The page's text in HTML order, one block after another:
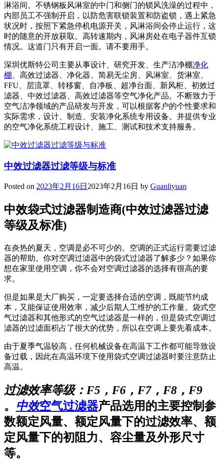
淋浴间。不锈钢板风淋室的中门和侧门的锁风洗澡的过程中，
内部员工不强制开启，以防危害联锁装置和防盗锁，遇上紧急
状况时，按照下紧急停机电源开关，风淋浴间会停止运行，这
时的随意的开放获取。高转速期内，风淋房处在电子器件互锁
情况。这道门只有开启一面。请不要用手。
深圳优斯特公司主要从事设计、研究开发、生产洁净棚净化
棚
、高效过滤器、净化器、简易无尘房、风淋室、货淋室、
FFU、层流罩、转移窗、自净板、超净台面、新风柜、初效过
滤器、中效过滤器、高效过滤器等空气净化产品。不断致力于
空气洁净领域的产品研发与开发，可以根据客户的个性要求和
实际需求，设计、制造、安装净化系统专用设备。并提供专业
的空气净化系统工程设计、施工、测试和技术支持服务。
中效过滤器过滤等级与标准
Posted on 2023年2月16日 2023年2月16日 by Guanliyuan
中效袋式过滤器制造商(中效过滤器过滤
等级及标准)
在炎热的夏天，空调是必不可少的。空调的正式运行需要过滤
器的帮助。你对空调过滤器中的袋式过滤器了解多少？如果你
想在家里使用空调，你不会对空调过滤器的选择有很高的要
求。
但是如果是大厂购买，一定要选择合适的空调，既能节约成
本，又能保证使用效率，减少后期人工维护的工作量。袋式空
气过滤器和其他形式的空气过滤器是一样的，但是袋式空调过
滤器的过滤面积占了很大的优势，所以在空调上要先看成本。
由于夏季气温较高，任何机械设备在高温下工作都可能导致设
备过载，因此在高温环境下使用袋式空调过滤器时要注意防止
高温。
过滤效率等级：F5，F6，F7，F8，F9
。 中效空气过滤器产品选用的主要控制参
数额定风量、额定风量下的过滤效率、额
定风量下的初阻力、容尘量及外形尺寸
等。